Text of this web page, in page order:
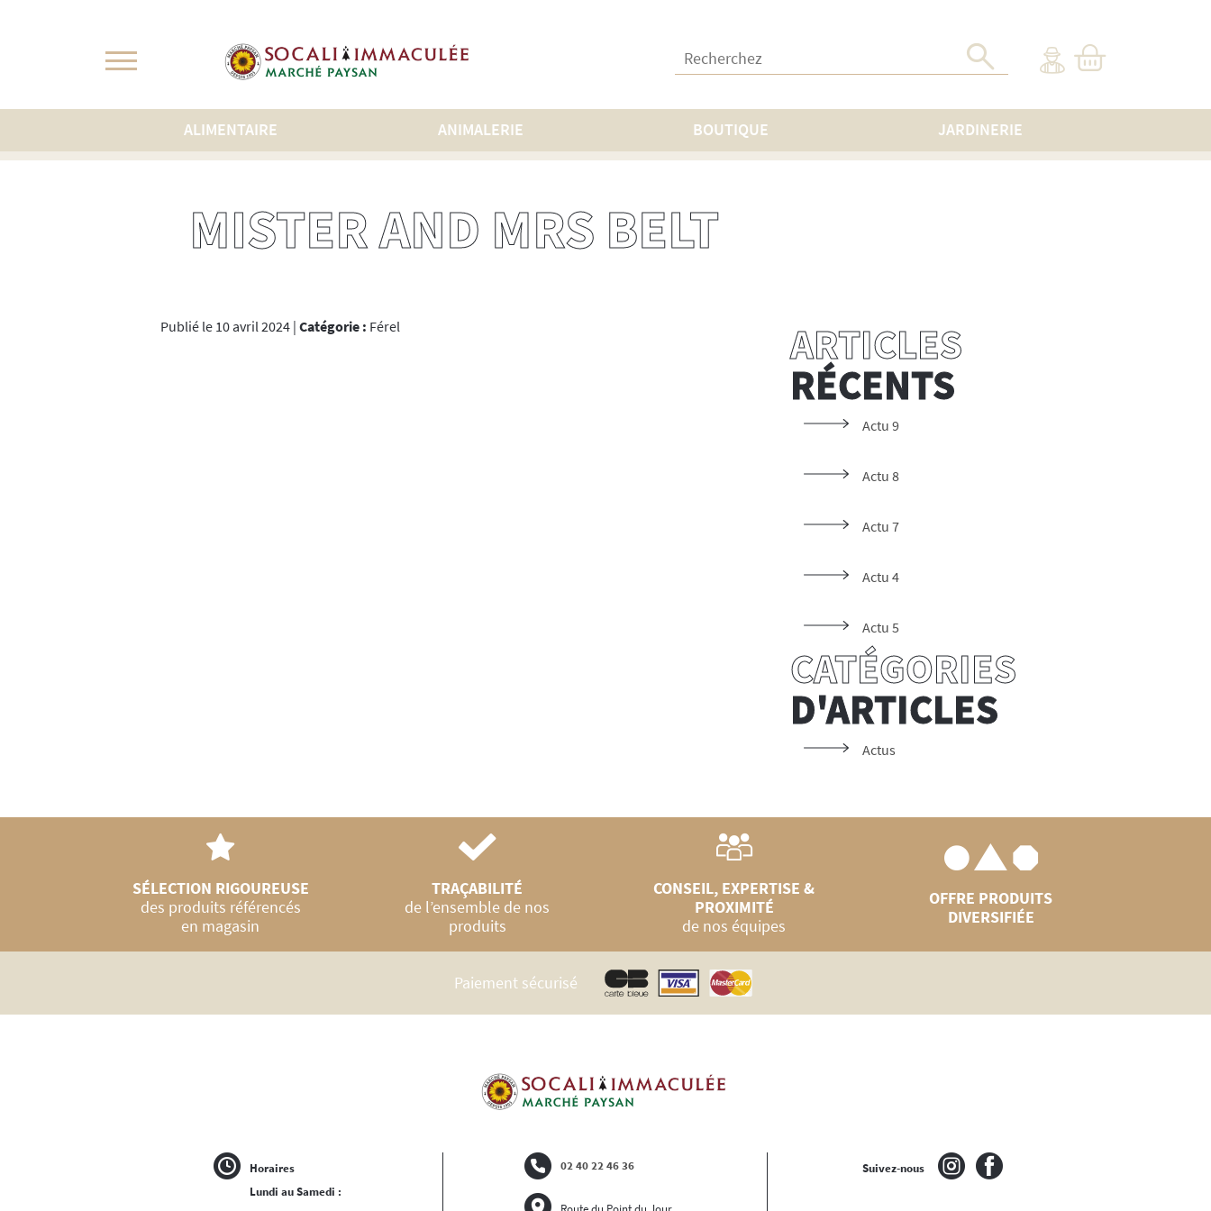
Recherchez :
ALIMENTAIRE ANIMALERIE BOUTIQUE JARDINERIE
Producteurs>Mister and Mrs Belt
MISTER AND MRS BELT
Publié le 10 avril 2024 | Catégorie : Férel
ARTICLES
RÉCENTS
Actu 9
Actu 8
Actu 7
Actu 4
Actu 5
CATÉGORIES
D'ARTICLES
Actus
SÉLECTION RIGOUREUSE
des produits référencés
en magasin
TRAÇABILITÉ
de l’ensemble de nos
produits
CONSEIL, EXPERTISE &
PROXIMITÉ
de nos équipes
OFFRE PRODUITS
DIVERSIFIÉE
Paiement sécurisé
Horaires
Lundi au Samedi :
02 40 22 46 36 Suivez-nous